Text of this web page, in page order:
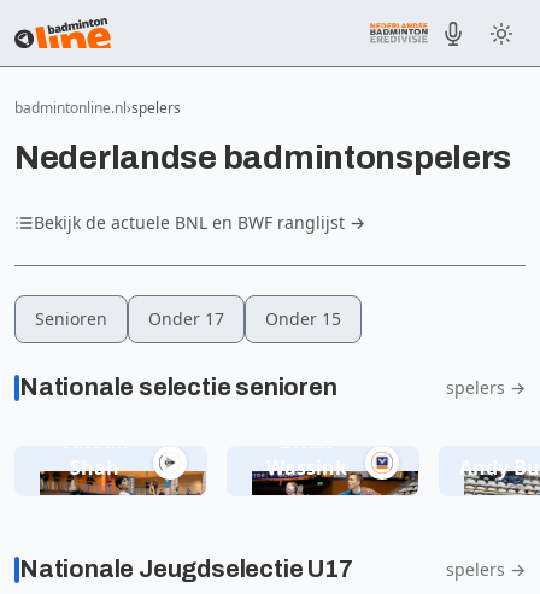
badmintonline.nl spelers
Nederlandse badmintonspelers
Bekijk de actuele BNL en BWF ranglijst →
Senioren Onder 17 Onder 15
Nationale selectie senioren spelers →
Shah
Wassink
Andy
Nationale Jeugdselectie U17 spelers →